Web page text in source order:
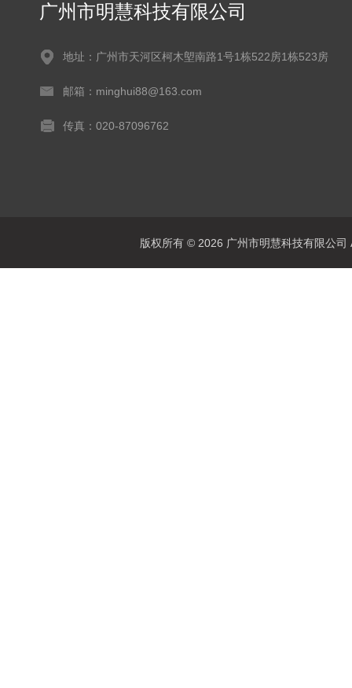
广州市明慧科技有限公司
地址：广州市天河区柯木塱南路1号1栋522房1栋523房
邮箱：minghui88@163.com
传真：020-87096762
版权所有 © 2026 广州市明慧科技有限